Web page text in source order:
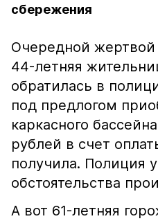
сбережения
Очередной
44-летняя
обратилась в
под предлогом
каркасного
рублей в счет
получила. Полиция
обстоятельства
А вот 61-летняя